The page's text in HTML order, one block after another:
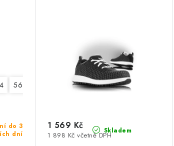
56 62 64
do 3
dní
Skladem
1 898 Kč včetně DPH
1 569 Kč